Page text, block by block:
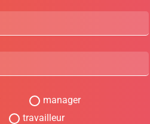
manager
travailleur